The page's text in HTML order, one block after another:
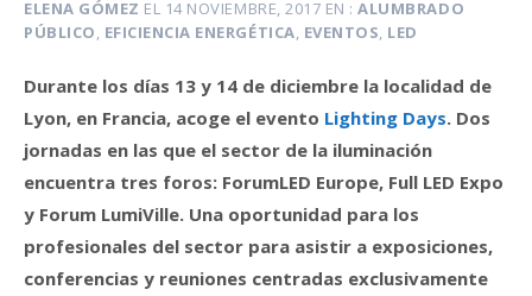
ELENA GÓMEZ EL 14 NOVIEMBRE, 2017 EN
ALUMBRADO
PÚBLICO, EFICIENCIA ENERGÉTICA, EVENTOS, LED
Durante los días 13 y 14 de diciembre la localidad de
Lyon, en Francia, acoge el evento Lighting Days. Dos
jornadas en las que el sector de la iluminación
encuentra tres foros: ForumLED Europe, Full LED Expo
y Forum LumiVille. Una oportunidad para los
profesionales del sector para asistir a exposiciones,
conferencias y reuniones centradas exclusivamente